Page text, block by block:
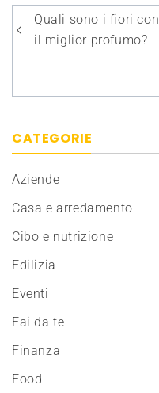
Navigazione
articoli
Quali sono i fiori con
il miglior profumo?
CATEGORIE
Aziende
Casa e arredamento
Cibo e nutrizione
Edilizia
Eventi
Fai da te
Finanza
Food